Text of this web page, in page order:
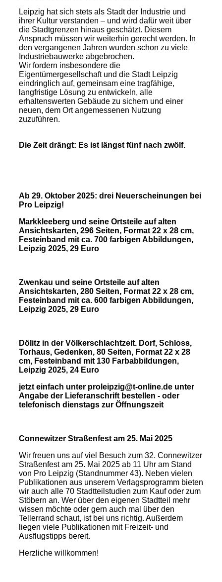
Leipzig hat sich stets als Stadt der Industrie und
ihrer Kultur verstanden – und wird dafür weit über
die Stadtgrenzen hinaus geschätzt. Diesem
Anspruch müssen wir weiterhin gerecht werden. In
den vergangenen Jahren wurden schon zu viele
Industriebauwerke abgebrochen.
Wir fordern insbesondere die
Eigentümergesellschaft und die Stadt Leipzig
eindringlich auf, gemeinsam eine tragfähige,
langfristige Lösung zu entwickeln, alle
erhaltenswerten Gebäude zu sichern und einer
neuen, dem Ort angemessenen Nutzung
zuzuführen.
Die Zeit drängt: Es ist längst fünf nach zwölf.
Ab 29. Oktober 2025: drei Neuerscheinungen bei
Pro Leipzig!
Markkleeberg und seine Ortsteile auf alten
Ansichtskarten, 296 Seiten, Format 22 x 28 cm,
Festeinband mit ca. 700 farbigen Abbildungen,
Leipzig 2025, 29 Euro
Zwenkau und seine Ortsteile auf alten
Ansichtskarten, 280 Seiten, Format 22 x 28 cm,
Festeinband mit ca. 600 farbigen Abbildungen,
Leipzig 2025, 29 Euro
Dölitz in der Völkerschlachtzeit. Dorf, Schloss,
Torhaus, Gedenken, 80 Seiten, Format 22 x 28
cm, Festeinband mit 130 Farbabbildungen,
Leipzig 2025, 24 Euro
jetzt einfach unter proleipzig@t-online.de unter
Angabe der Lieferanschrift bestellen - oder
telefonisch dienstags zur Öffnungszeit
Connewitzer Straßenfest am 25. Mai 2025
Wir freuen uns auf viel Besuch zum 32. Connewitzer
Straßenfest am 25. Mai 2025 ab 11 Uhr am Stand
von Pro Leipzig (Standnummer 43). Neben vielen
Publikationen aus unserem Verlagsprogramm bieten
wir auch alle 70 Stadtteilstudien zum Kauf oder zum
Stöbern an. Wer über den eigenen Stadtteil mehr
wissen möchte oder gern auch mal über den
Tellerrand schaut, ist bei uns richtig. Außerdem
liegen viele Publikationen mit Freizeit- und
Ausflugstipps bereit.
Herzliche willkommen!